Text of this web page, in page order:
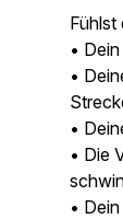
Fühlst
•
•
•
• Die
•